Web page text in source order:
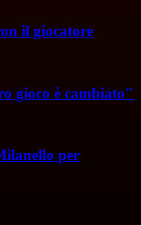
il giocatore
gioco è cambiato"
per